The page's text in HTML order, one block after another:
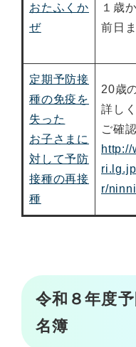
おたふくか
ぜ
１歳
前日
定期予防接
種の免疫を
失った
お子さまに
対して予防
接種の再接
種
20歳
詳し
ご確
http://
r/
令和８年度
名簿